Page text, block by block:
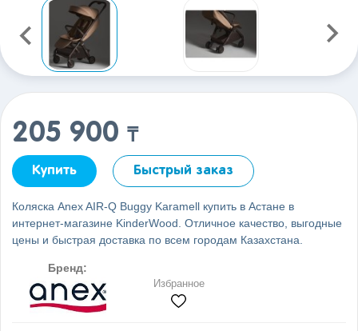
205 900 ₸
Купить Быстрый заказ
Коляска Anex AIR-Q Buggy Karamell купить в Астане в
интернет-магазине KinderWood. Отличное качество, выгодные
цены и быстрая доставка по всем городам Казахстана.
Бренд:
Избранное